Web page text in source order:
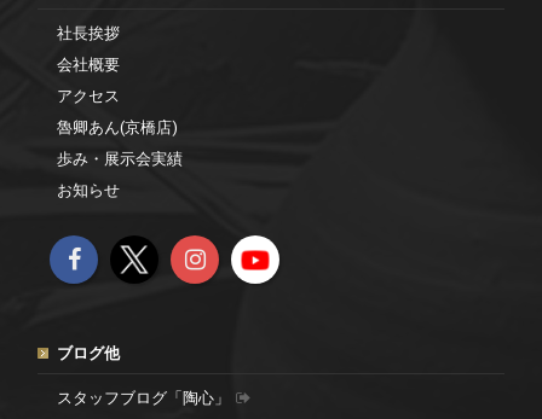
社長挨拶
会社概要
アクセス
魯卿あん(京橋店)
歩み・展示会実績
お知らせ
ブログ他
スタッフブログ「陶心」